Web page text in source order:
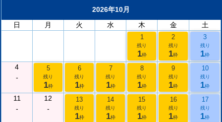
2026年10月
日
月 火 水 木 金 土
1
残り
1枠
2
残り
1枠
3
残り
1枠
4
-
5
残り
1枠
6
残り
1枠
7
残り
1枠
8
残り
1枠
9
残り
1枠
10
残り
1枠
11
-
12
-
13
残り
1枠
14
残り
1枠
15
残り
1枠
16
残り
1枠
17
残り
1枠